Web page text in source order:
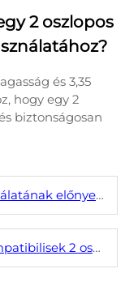
2 oszlopos
és 3,35
hogy egy 2
biztonságosan
kis üzletekben
autóemelőkkel?